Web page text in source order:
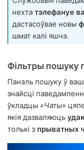
нехта тэлефануе
дастасоўвае новы
шмат калі яшчэ.
Фільтры пошуку
Панэль пошуку ў
знайсці
ўкладцы «Чаты»
якія дазваляюць
толькі з прыватных